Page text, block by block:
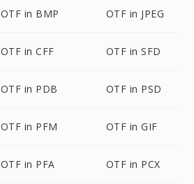
OTF in BMP OTF in JPEG
OTF in CFF OTF in SFD
OTF in PDB OTF in PSD
OTF in PFM OTF in GIF
OTF in PFA OTF in PCX